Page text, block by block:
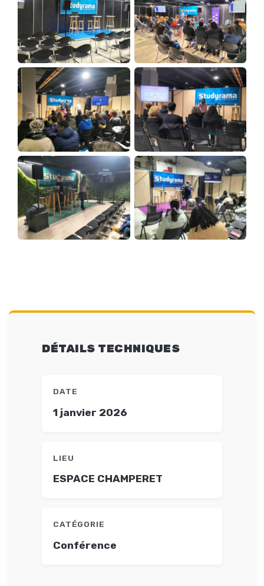
DÉTAILS TECHNIQUES
DATE
1 janvier 2026
LIEU
ESPACE CHAMPERET
CATÉGORIE
Conférence